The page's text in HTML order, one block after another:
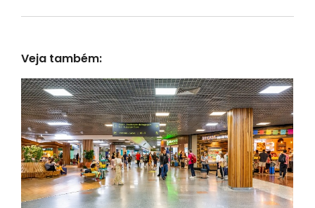
Veja também: